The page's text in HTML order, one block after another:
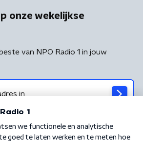
onze wekelijkse
van NPO Radio 1 in jouw